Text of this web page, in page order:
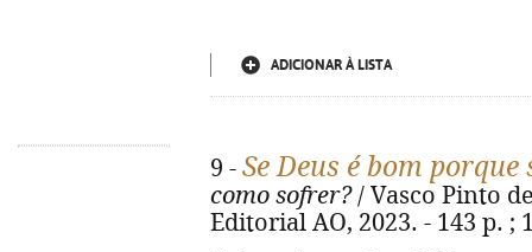
ADICIONAR À LISTA
9 - Se Deus é bom porque
como sofrer?/ Vasco Pinto
Editorial AO, 2023. - 143 p. ;